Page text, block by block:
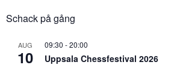
Schack på gång
AUG
10
09:30 -20:00
Uppsala Chessfestival 2026